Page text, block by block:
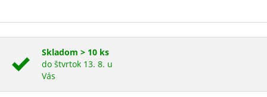
Skladom > 10 ks
do štvrtok 13. 8. u
Vás